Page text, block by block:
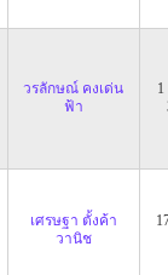
วรลักษณ์ คงเด่น
ฟ้า
เศรษฐา ตั้งค้า
วานิช